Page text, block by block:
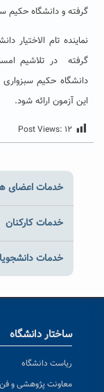
گرفته و دانشگاه حکیم
نماینده تام الاختیار
گرفته در تلاشیم
دانشگاه حکیم
این آزمون ارائه شود.
Post Views: ۱۲
خدمات اعضای
خدمات کارکنان
خدمات
ساختار دانشگاه
ریاست دانشگاه
معاونت پژوهشی و